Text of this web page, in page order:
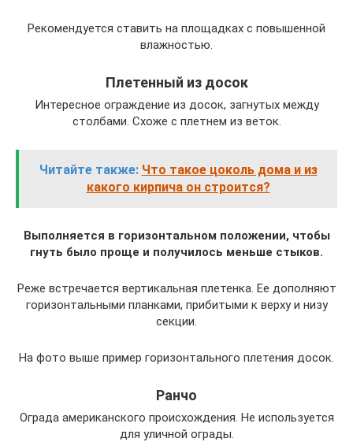
Рекомендуется ставить на площадках с повышенной
влажностью.
Плетенный из досок
Интересное ограждение из досок, загнутых между
столбами. Схоже с плетнем из веток.
Читайте также: Что такое цоколь дома и из
какого кирпича он строится?
Выполняется в горизонтальном положении, чтобы
гнуть было проще и получилось меньше стыков.
Реже встречается вертикальная плетенка. Ее дополняют
горизонтальными планками, прибитыми к верху и низу
секции.
На фото выше пример горизонтального плетения досок.
Ранчо
Ограда американского происхождения. Не используется
для уличной ограды.